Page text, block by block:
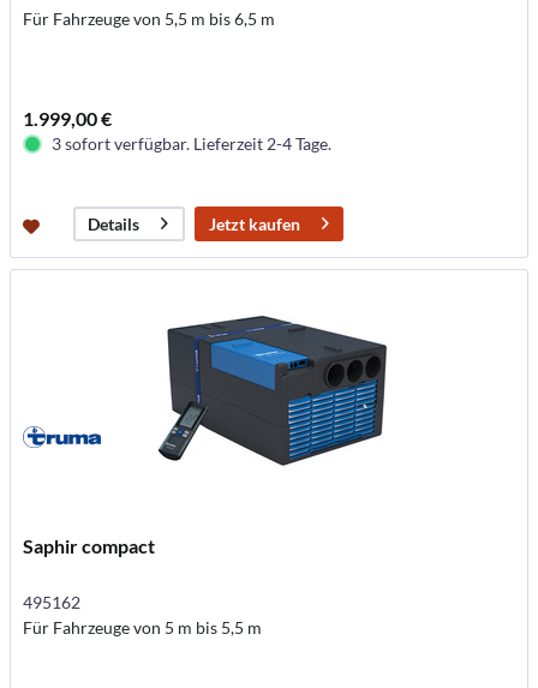
Für Fahrzeuge von 5,5 m bis 6,5 m
1.999,00 €
3 sofort verfügbar. Lieferzeit 2-4 Tage.
Details Jetzt kaufen
Saphir compact
495162
Für Fahrzeuge von 5 m bis 5,5 m